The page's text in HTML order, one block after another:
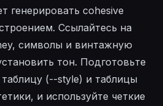
генерировать cohesive
Ссылайтесь на
символы и винтажную
тон. Подготовьте
(--style) и таблицы
и используйте четкие